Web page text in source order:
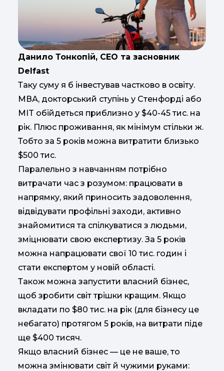
Данило Тонкопiй, CEO та засновник
Delfast
Таку суму я б інвестував частково в освіту.
МВА, докторський ступінь у Стенфорді або
MIT обійдеться приблизно у $40-45 тис. на
рік. Плюс проживання, як мінімум стільки ж.
Тобто за 5 років можна витратити близько
$500 тис.
Паралельно з навчанням потрібно
витрачати час з розумом: працювати в
напрямку, який приносить задоволення,
відвідувати профільні заходи, активно
знайомитися та спілкуватися з людьми,
зміцнювати свою експертизу. За 5 років
можна напрацювати свої 10 тис. годин і
стати експертом у новій області.
Також можна запустити власний бізнес,
щоб зробити світ трішки кращим. Якщо
вкладати по $80 тис. на рік (для бізнесу це
небагато) протягом 5 років, на витрати піде
ще $400 тисяч.
Якщо власний бізнес — це не ваше, то
можна змінювати світ й чужими руками: